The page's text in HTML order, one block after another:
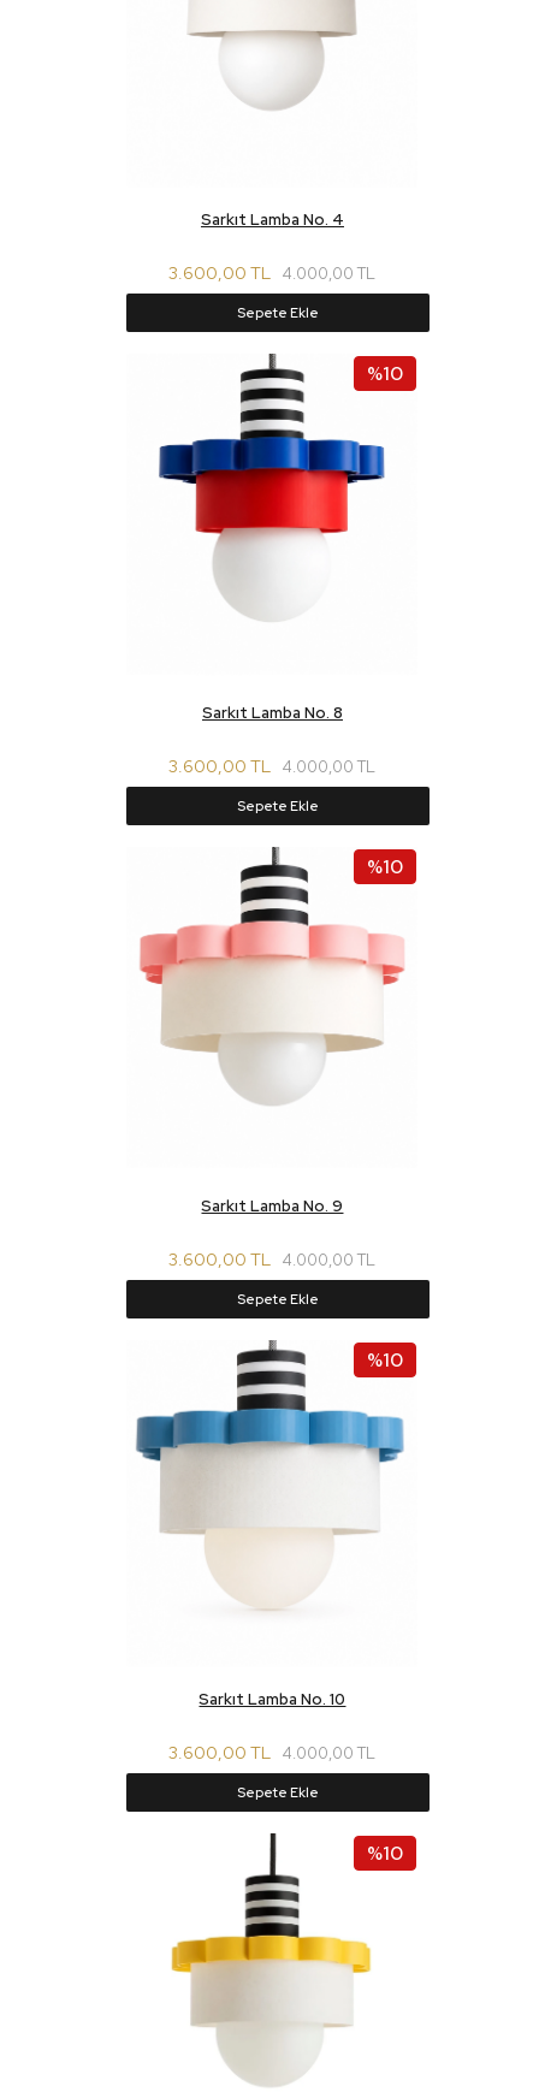
Sarkıt Lamba No. 4
3.600,00 TL 4.000,00 TL
Sepete Ekle
Sarkıt Lamba No. 8
3.600,00 TL 4.000,00 TL
Sepete Ekle
%10
Sarkıt Lamba No. 9
3.600,00 TL 4.000,00 TL
Sepete Ekle
%10
Sarkıt Lamba No. 10
3.600,00 TL 4.000,00 TL
Sepete Ekle
%10
%10